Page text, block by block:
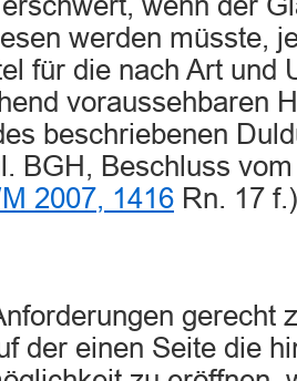
werden müsste,
für die nach Art und
voraussehbaren
beschriebenen
BGH, Beschluss
2007, 1416 Rn. 17
gerecht
der einen Seite die